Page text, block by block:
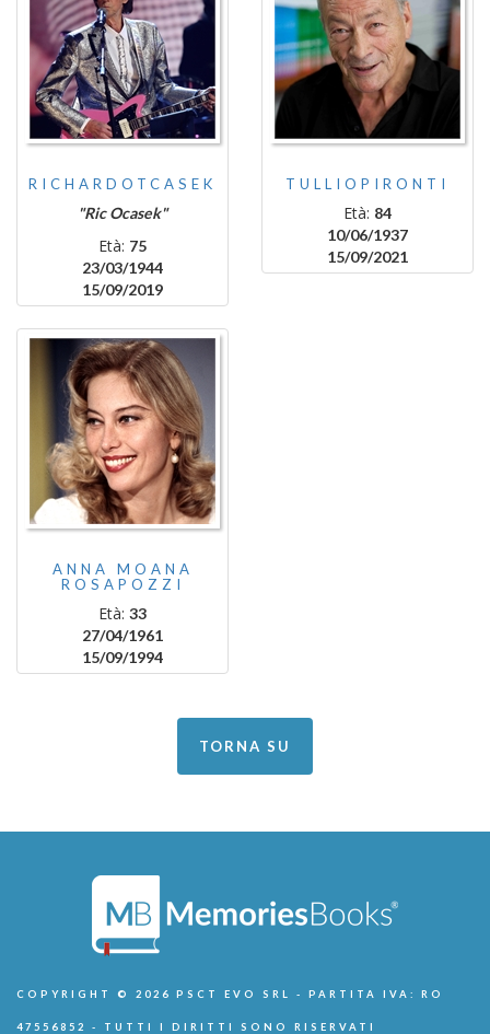
RICHARDOTCASEK
"Ric Ocasek"
Età: 75
23/03/1944
15/09/2019
TULLIOPIRONTI
Età: 84
10/06/1937
15/09/2021
ANNA MOANA
ROSAPOZZI
Età: 33
27/04/1961
15/09/1994
TORNA SU
COPYRIGHT © 2026 PSCT EVO SRL - PARTITA IVA: RO
47556852 - TUTTI I DIRITTI SONO RISERVATI